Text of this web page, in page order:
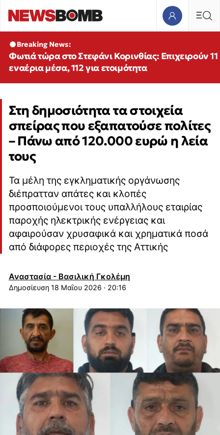
Breaking News:
Φωτιά τώρα στο Στεφάνι Κορινθίας: Επιχειρούν 11
εναέρια μέσα, 112 για ετοιμότητα
Στη δημοσιότητα τα στοιχεία
σπείρας που εξαπατούσε πολίτες
– Πάνω από 120.000 ευρώ η λεία
τους
Τα μέλη της εγκληματικής οργάνωσης
διέπρατταν απάτες και κλοπές
προσποιούμενοι τους υπαλλήλους εταιρίας
παροχής ηλεκτρικής ενέργειας και
αφαιρούσαν χρυσαφικά και χρηματικά ποσά
από διάφορες περιοχές της Αττικής
Αναστασία - Βασιλική Γκολέμη
18 Μαΐου 2026 · 20:16